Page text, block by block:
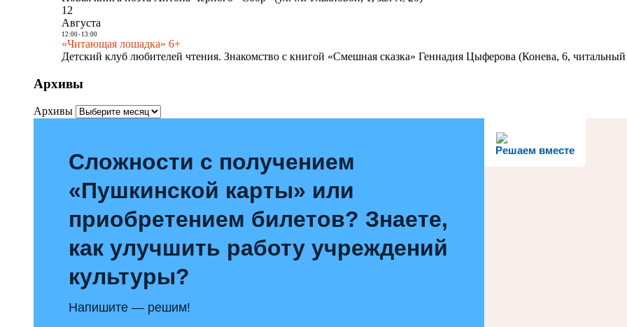
12
Августа
12:00- 13:00
«Читающая лошадка» 6+
Детский клуб любителей чтения. Знакомство с книгой «Смешная сказка» Геннадия Цыферова (Конева, 6, читальный
Архивы
Архивы
Решаем вместе
Сложности с получением
«Пушкинской карты» или
приобретением билетов? Знаете,
как улучшить работу учреждений
культуры?
Напишите — решим!